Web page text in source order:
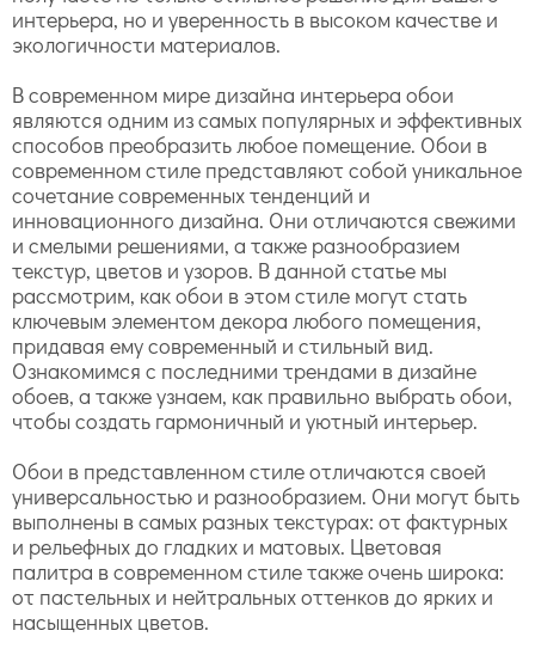
интерьера, но и уверенность в высоком качестве и
экологичности материалов.
В современном мире дизайна интерьера обои
являются одним из самых популярных и эффективных
способов преобразить любое помещение. Обои в
современном стиле представляют собой уникальное
сочетание современных тенденций и
инновационного дизайна. Они отличаются свежими
и смелыми решениями, а также разнообразием
текстур, цветов и узоров. В данной статье мы
рассмотрим, как обои в этом стиле могут стать
ключевым элементом декора любого помещения,
придавая ему современный и стильный вид.
Ознакомимся с последними трендами в дизайне
обоев, а также узнаем, как правильно выбрать обои,
чтобы создать гармоничный и уютный интерьер.
Обои в представленном стиле отличаются своей
универсальностью и разнообразием. Они могут быть
выполнены в самых разных текстурах: от фактурных
и рельефных до гладких и матовых. Цветовая
палитра в современном стиле также очень широка:
от пастельных и нейтральных оттенков до ярких и
насыщенных цветов.